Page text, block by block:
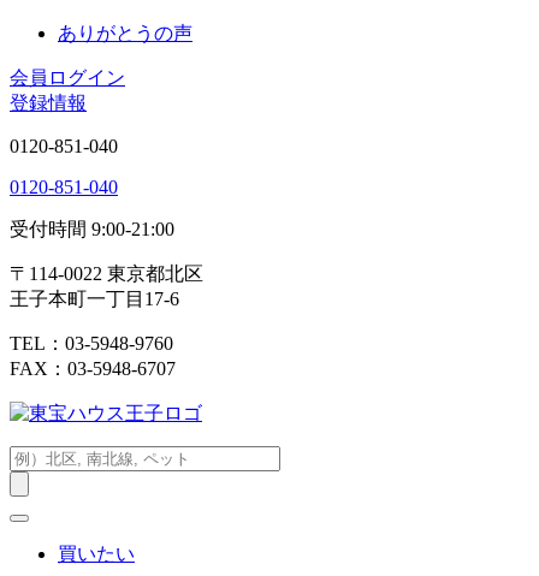
ありがとうの声
会員ログイン
登録情報
0120-851-040
0120-851-040
受付時間 9:00-21:00
〒114-0022 東京都北区
王子本町一丁目17-6
TEL：03-5948-9760
FAX：03-5948-6707
買いたい